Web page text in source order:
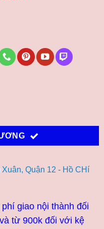
Quận 12 - Hồ CHí
giao nội thành đối
từ 900k đối với kệ